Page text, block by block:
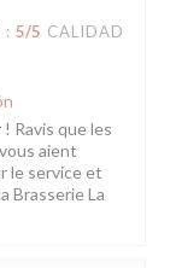
: 5/5 CALIDAD
Ravis que les
aient
le service et
Brasserie La